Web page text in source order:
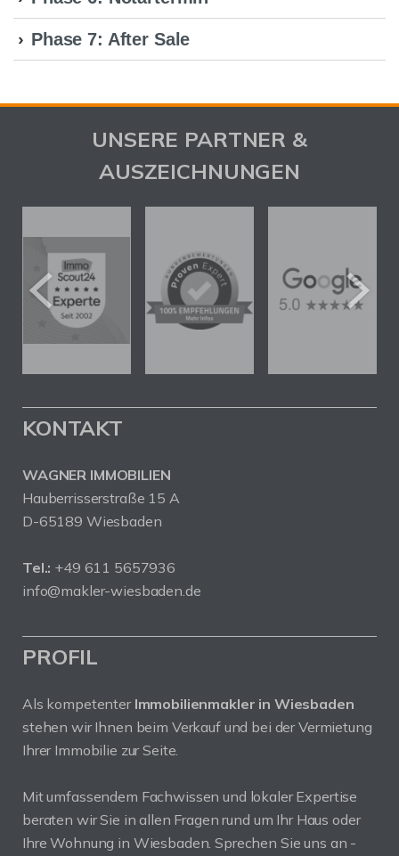
Phase 7: After Sale
UNSERE PARTNER &
AUSZEICHNUNGEN
KONTAKT
WAGNER IMMOBILIEN
Hauberrisserstraße 15 A
D-65189 Wiesbaden
Tel.: +49 611 5657936
info@makler-wiesbaden.de
PROFIL
Als kompetenter Immobilienmakler in Wiesbaden
stehen wir Ihnen beim Verkauf und bei der Vermietung
Ihrer Immobilie zur Seite.
Mit umfassendem Fachwissen und lokaler Expertise
beraten wir Sie in allen Fragen rund um Ihr Haus oder
Ihre Wohnung in Wiesbaden. Sprechen Sie uns an -